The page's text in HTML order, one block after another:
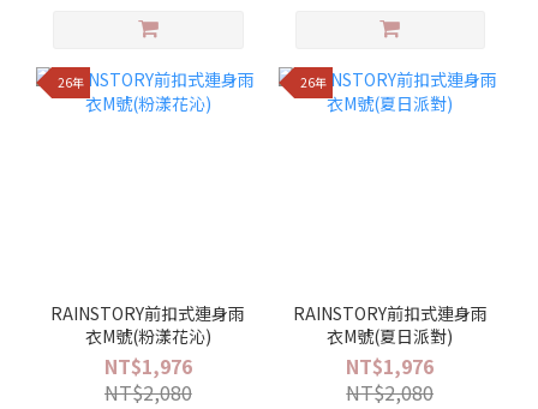
26年
RAINSTORY前扣式連身雨
衣M號(粉漾花沁)
NT$1,976
NT$2,080
26年
RAINSTORY前扣式連身雨
衣M號(夏日派對)
NT$1,976
NT$2,080